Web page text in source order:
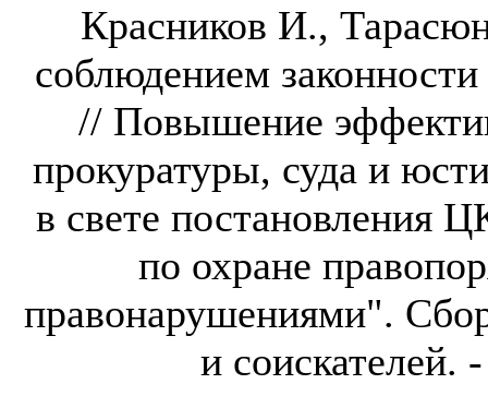
Красников И.,
соблюдением
// Повышение
прокуратуры, суда и
в свете
по охране
правонарушениями".
и